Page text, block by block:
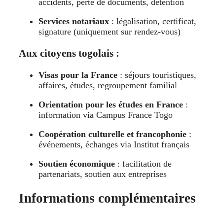
accidents, perte de documents, détention
Services notariaux : légalisation, certificat,
signature (uniquement sur rendez-vous)
Aux citoyens togolais :
Visas pour la France : séjours touristiques,
affaires, études, regroupement familial
Orientation pour les études en France :
information via Campus France Togo
Coopération culturelle et francophonie :
événements, échanges via Institut français
Soutien économique : facilitation de
partenariats, soutien aux entreprises
Informations complémentaires